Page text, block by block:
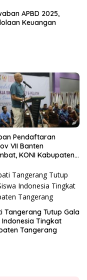
APBD 2025,
Keuangan
Pendaftaran
VII Banten
KONI Kabupaten
Panitia
Tangerang Tutup Gala
Indonesia Tingkat
Tangerang